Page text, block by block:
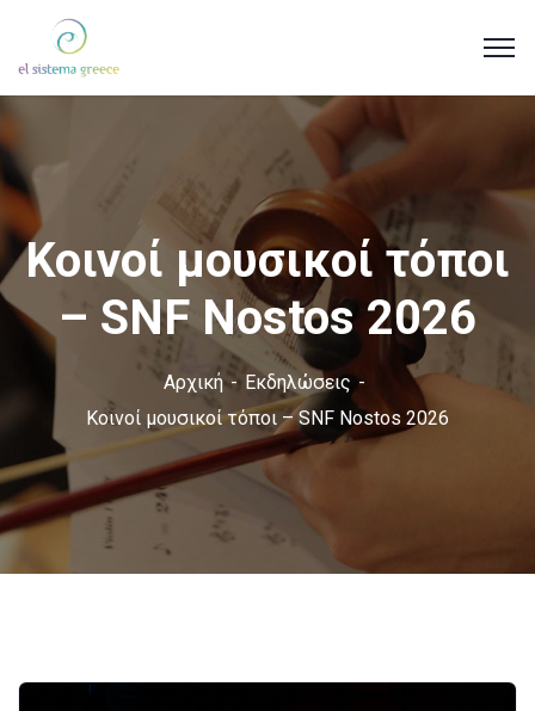
Κοινοί μουσικοί τόποι
– SNF Nostos 2026
Αρχική
Εκδηλώσεις
Κοινοί μουσικοί τόποι – SNF Nostos 2026